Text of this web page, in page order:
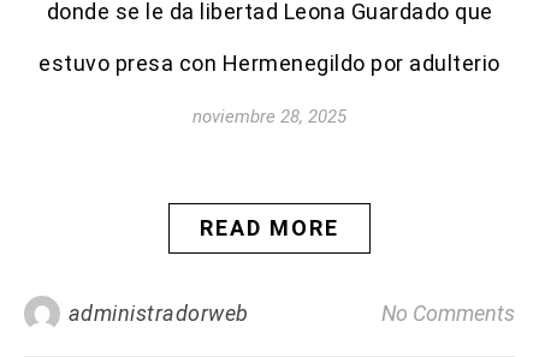
donde se le da libertad Leona Guardado que
estuvo presa con Hermenegildo por adulterio
noviembre 28, 2025
READ MORE
administradorweb No Comments